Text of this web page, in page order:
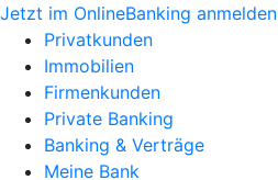
Jetzt im OnlineBanking anmelden
Privatkunden
Immobilien
Firmenkunden
Private Banking
Banking & Verträge
Meine Bank